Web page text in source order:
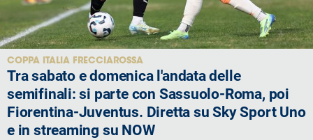
COPPA ITALIA FRECCIAROSSA
Tra sabato e domenica l'andata delle
semifinali: si parte con Sassuolo-Roma, poi
Fiorentina-Juventus. Diretta su Sky Sport Uno
e in streaming su NOW